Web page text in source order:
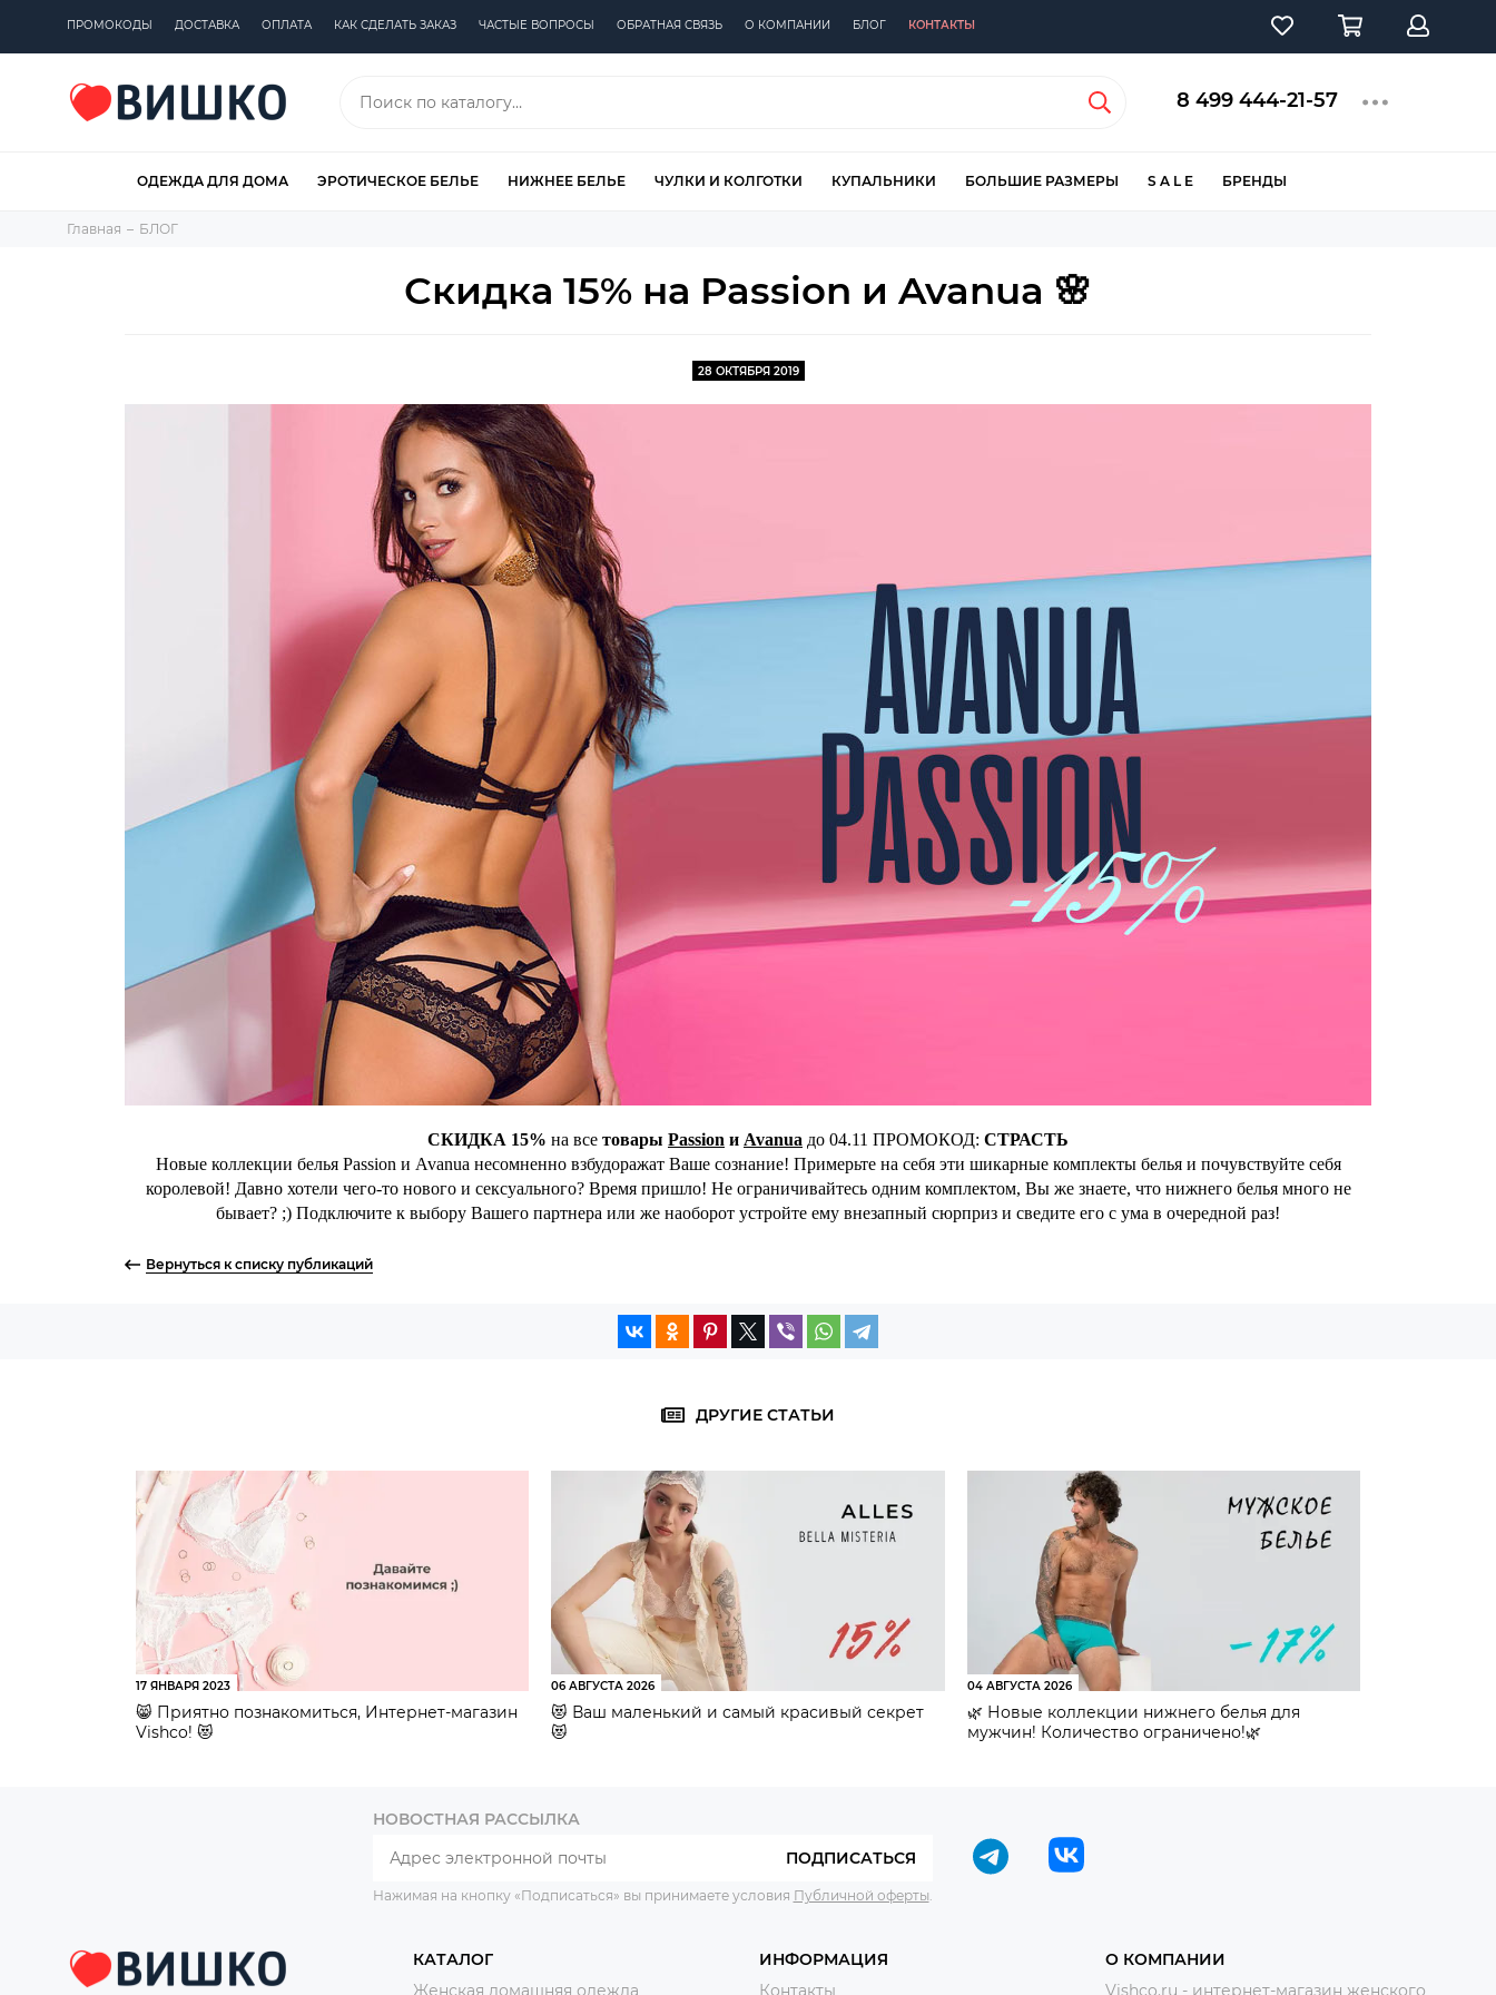
ПРОМОКОДЫ ДОСТАВКА ОПЛАТА КАК СДЕЛАТЬ ЗАКАЗ ЧАСТЫЕ ВОПРОСЫ ОБРАТНАЯ СВЯЗЬ О КОМПАНИИ БЛОГ КОНТАКТЫ
8 499 444-21-57
ОДЕЖДА ДЛЯ ДОМА ЭРОТИЧЕСКОЕ БЕЛЬЕ НИЖНЕЕ БЕЛЬЕ ЧУЛКИ И КОЛГОТКИ КУПАЛЬНИКИ БОЛЬШИЕ РАЗМЕРЫ S A L E БРЕНДЫ
Главная БЛОГ
Скидка 15% на Passion и Avanua 🌸
28 ОКТЯБРЯ 2019
СКИДКА 15% на все товары Passion и Avanua до 04.11 ПРОМОКОД: СТРАСТЬ
Новые коллекции белья Passion и Avanua несомненно взбудоражат Ваше сознание! Примерьте на себя эти шикарные комплекты белья и почувствуйте себя
королевой! Давно хотели чего-то нового и сексуального? Время пришло! Не ограничивайтесь одним комплектом, Вы же знаете, что нижнего белья много не
бывает? ;) Подключите к выбору Вашего партнера или же наоборот устройте ему внезапный сюрприз и сведите его с ума в очередной раз!
Вернуться к списку публикаций
ДРУГИЕ СТАТЬИ
17 ЯНВАРЯ 2023
😸 Приятно познакомиться, Интернет-магазин
Vishco! 😻
06 АВГУСТА 2026
😻 Ваш маленький и самый красивый секрет
😻
04 АВГУСТА 2026
🌿 Новые коллекции нижнего белья для
мужчин! Количество ограничено!🌿
НОВОСТНАЯ РАССЫЛКА
ПОДПИСАТЬСЯ
Нажимая на кнопку «Подписаться» вы принимаете условия Публичной оферты
КАТАЛОГ
Женская домашняя одежда
ИНФОРМАЦИЯ
Контакты
О КОМПАНИИ
Vishco.ru - интернет-магазин женского